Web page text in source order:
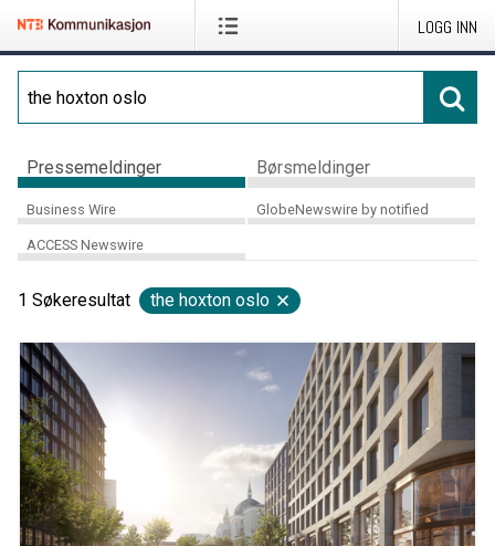
LOGG INN
Pressemeldinger Børsmeldinger
Business Wire GlobeNewswire by notified
ACCESS Newswire
1 Søkeresultat the hoxton oslo